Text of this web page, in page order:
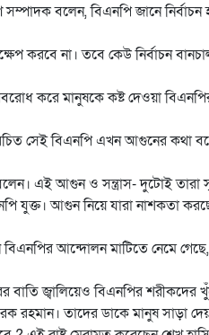
বলেন, বিএনপি জানে নির্বাচন
করবে না। তবে কেউ নির্বাচন
করে মানুষকে কষ্ট দেওয়া
সেই বিএনপি এখন আগুনের কথা
এই আগুন ও সন্ত্রাস- দুটোই তারা
যুক্ত। আগুন নিয়ে যারা নাশকতা
আন্দোলন মাটিতে নেমে
জ্বালিয়েও বিএনপির শরীকদের
রহমান। তাদের ডাকে মানুষ সাড়া